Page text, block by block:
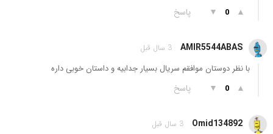
▲
0
▼ پاسخ
AMIR5544ABAS 3 سال قبل
با نظر دوستان موافقم سریال بسیار جدابیه و داستان خوبی داره
▲
0
▼ پاسخ
Omid134892 3 سال قبل